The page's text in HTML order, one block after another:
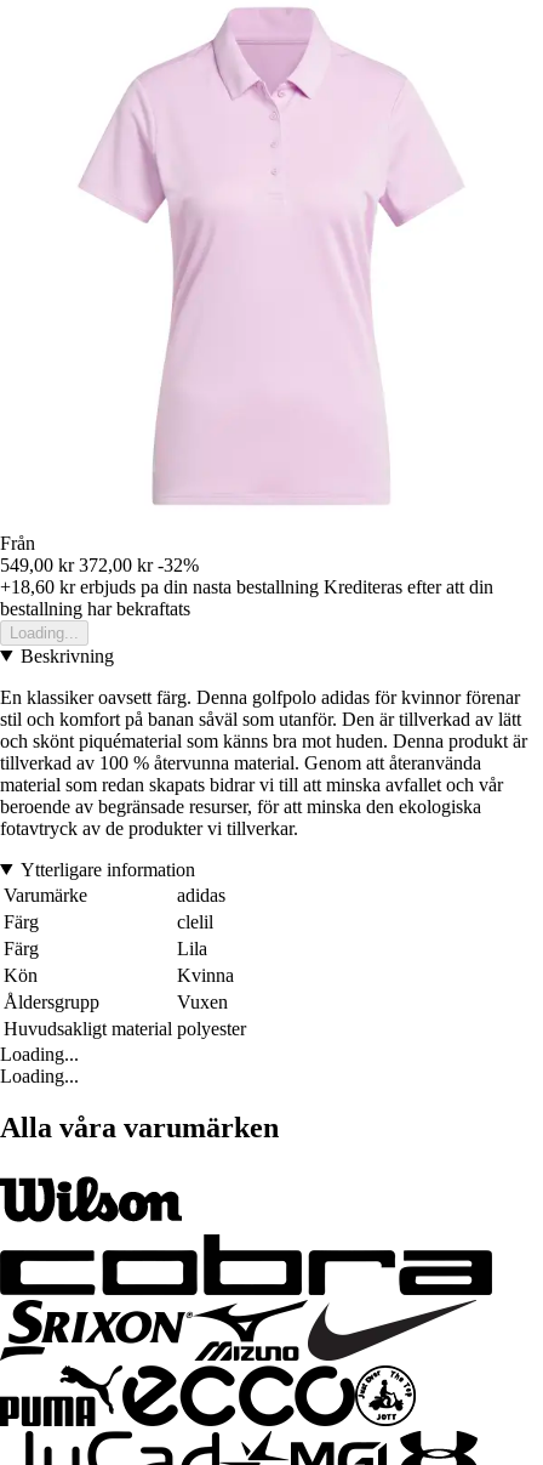
Från
549,00 kr 372,00 kr -32%
+18,60 krerbjuds pa din nasta bestallning Krediteras efter att din
bestallning har bekraftats
Loading...
Beskrivning
En klassiker oavsett färg. Denna golfpolo adidas för kvinnor förenar
stil och komfort på banan såväl som utanför. Den är tillverkad av lätt
och skönt piquématerial som känns bra mot huden. Denna produkt är
tillverkad av 100 % återvunna material. Genom att återanvända
material som redan skapats bidrar vi till att minska avfallet och vår
beroende av begränsade resurser, för att minska den ekologiska
fotavtryck av de produkter vi tillverkar.
Ytterligare information
Varumärke
adidas
Färg
clelil
Färg
Lila
Kön
Kvinna
Åldersgrupp
Vuxen
Huvudsakligt material polyester
Loading...
Loading...
Alla våra varumärken